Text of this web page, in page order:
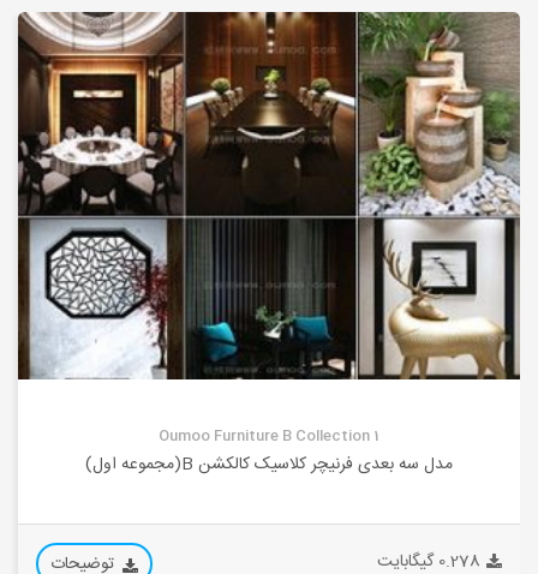
Oumoo Furniture B Collection 1
مدل سه بعدی فرنیچر کلاسیک کالکشن B(مجموعه اول)
0.278 گیگابایت توضیحات